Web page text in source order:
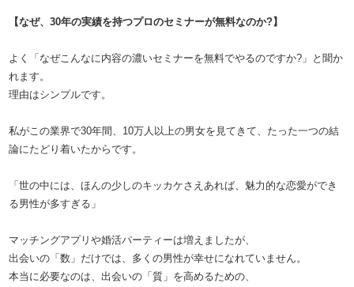
【なぜ、30年の実績を持つプロのセミナーが無料なのか?】
よく「なぜこんなに内容の濃いセミナーを無料でやるのですか?」と聞か
れます。
理由はシンプルです。
私がこの業界で30年間、10万人以上の男女を見てきて、たった一つの結
論にたどり着いたからです。
「世の中には、ほんの少しのキッカケさえあれば、魅力的な恋愛ができ
る男性が多すぎる」
マッチングアプリや婚活パーティーは増えましたが、
出会いの「数」だけでは、多くの男性が幸せになれていません。
本当に必要なのは、出会いの「質」を高めるための、